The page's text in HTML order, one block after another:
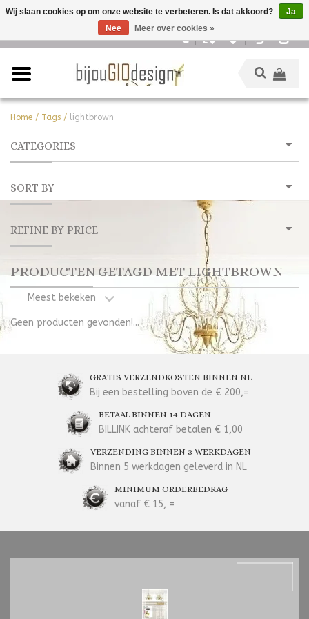
Home / Tags / lightbrown
CATEGORIES
SORT BY
REFINE BY PRICE
PRODUCTEN GETAGD MET LIGHTBROWN
Meest bekeken
Geen producten gevonden!...
GRATIS VERZENDKOSTEN BINNEN NL
Bij een bestelling boven de € 200,=
BETAAL BINNEN 14 DAGEN
BILLINK achteraf betalen € 1,00
VERZENDING BINNEN 3 WERKDAGEN
Binnen 5 werkdagen geleverd in NL
MINIMUM ORDERBEDRAG
vanaf € 15, =
Wij slaan cookies op om onze website te verbeteren. Is dat akkoord?
Ja
Nee
Meer over cookies »